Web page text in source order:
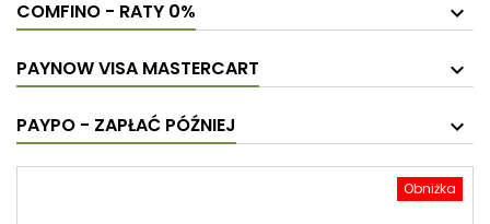
COMFINO - RATY 0%
PAYNOW VISA MASTERCART
PAYPO - ZAPŁAĆ PÓŹNIEJ
Obniżka